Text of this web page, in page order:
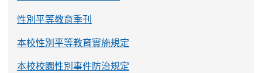
性別平等教育季刊
本校性別平等教育實施規定
本校校園性別事件防治規定